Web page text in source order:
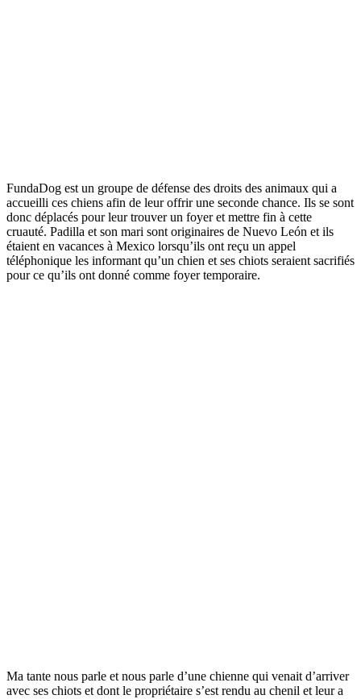
FundaDog est un groupe de défense des droits des animaux qui a
accueilli ces chiens afin de leur offrir une seconde chance. Ils se sont
donc déplacés pour leur trouver un foyer et mettre fin à cette
cruauté. Padilla et son mari sont originaires de Nuevo León et ils
étaient en vacances à Mexico lorsqu’ils ont reçu un appel
téléphonique les informant qu’un chien et ses chiots seraient sacrifiés
pour ce qu’ils ont donné comme foyer temporaire.
Ma tante nous parle et nous parle d’une chienne qui venait d’arriver
avec ses chiots et dont le propriétaire s’est rendu au chenil et leur a